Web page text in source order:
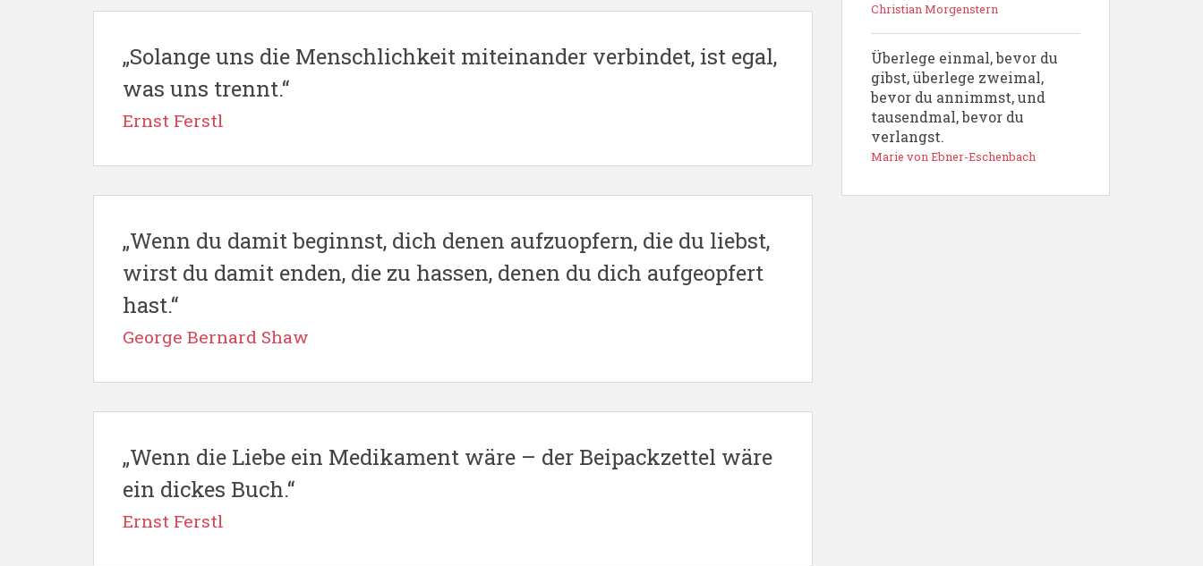
„Solange uns die Menschlichkeit miteinander verbindet, ist egal,
was uns trennt.“
Ernst Ferstl
„Wenn du damit beginnst, dich denen aufzuopfern, die du liebst,
wirst du damit enden, die zu hassen, denen du dich aufgeopfert
hast.“
George Bernard Shaw
„Wenn die Liebe ein Medikament wäre – der Beipackzettel wäre
ein dickes Buch.“
Ernst Ferstl
Christian Morgenstern
Überlege einmal, bevor du
gibst, überlege zweimal,
bevor du annimmst, und
tausendmal, bevor du
verlangst.
Marie von Ebner-Eschenbach